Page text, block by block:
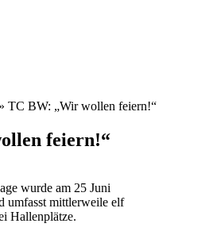
» TC BW: „Wir wollen feiern!“
feiern!“
wurde am 25 Juni
umfasst mittlerweile elf
Hallenplätze.